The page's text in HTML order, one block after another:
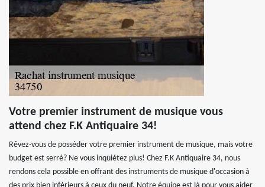
Votre premier instrument de musique vous
attend chez F.K Antiquaire 34!
Rêvez-vous de posséder votre premier instrument de musique, mais votre
budget est serré? Ne vous inquiétez plus! Chez F.K Antiquaire 34, nous
rendons cela possible en offrant des instruments de musique d'occasion à